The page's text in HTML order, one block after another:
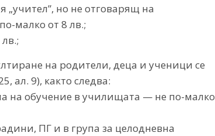
но не отговарящ на
малко от 8 лв.;
на родители, деца и ученици се
ал. 9), както следва:
на обучение в училищата — не по-малко
ПГ и в група за целодневна